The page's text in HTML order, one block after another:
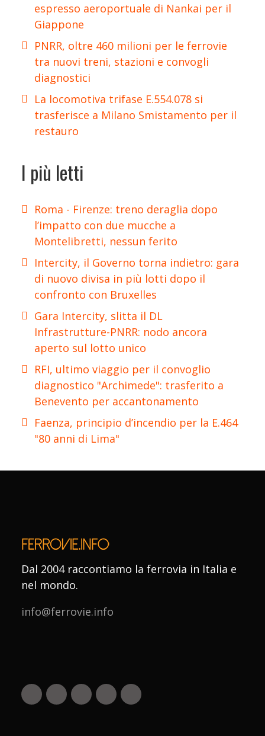
espresso aeroportuale di Nankai per il
Giappone
PNRR, oltre 460 milioni per le ferrovie
tra nuovi treni, stazioni e convogli
diagnostici
La locomotiva trifase E.554.078 si
trasferisce a Milano Smistamento per il
restauro
I più letti
Roma - Firenze: treno deraglia dopo
l’impatto con due mucche a
Montelibretti, nessun ferito
Intercity, il Governo torna indietro: gara
di nuovo divisa in più lotti dopo il
confronto con Bruxelles
Gara Intercity, slitta il DL
Infrastrutture-PNRR: nodo ancora
aperto sul lotto unico
RFI, ultimo viaggio per il convoglio
diagnostico "Archimede": trasferito a
Benevento per accantonamento
Faenza, principio d’incendio per la E.464
"80 anni di Lima"
Dal 2004 raccontiamo la ferrovia in Italia e
nel mondo.
info@ferrovie.info